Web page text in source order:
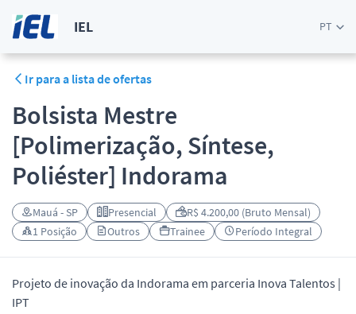
IEL PT
Ir para a lista de ofertas
Bolsista Mestre
[Polimerização, Síntese,
Poliéster] Indorama
Mauá - SP Presencial
R$ 4.200,00 (Bruto Mensal)
1 Posição
Outros Trainee Período Integral
Projeto de inovação da Indorama em parceria Inova Talentos |
IPT